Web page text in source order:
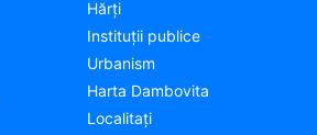
Hărţi
Instituţii publice
Urbanism
Harta Dambovita
Localitaţi